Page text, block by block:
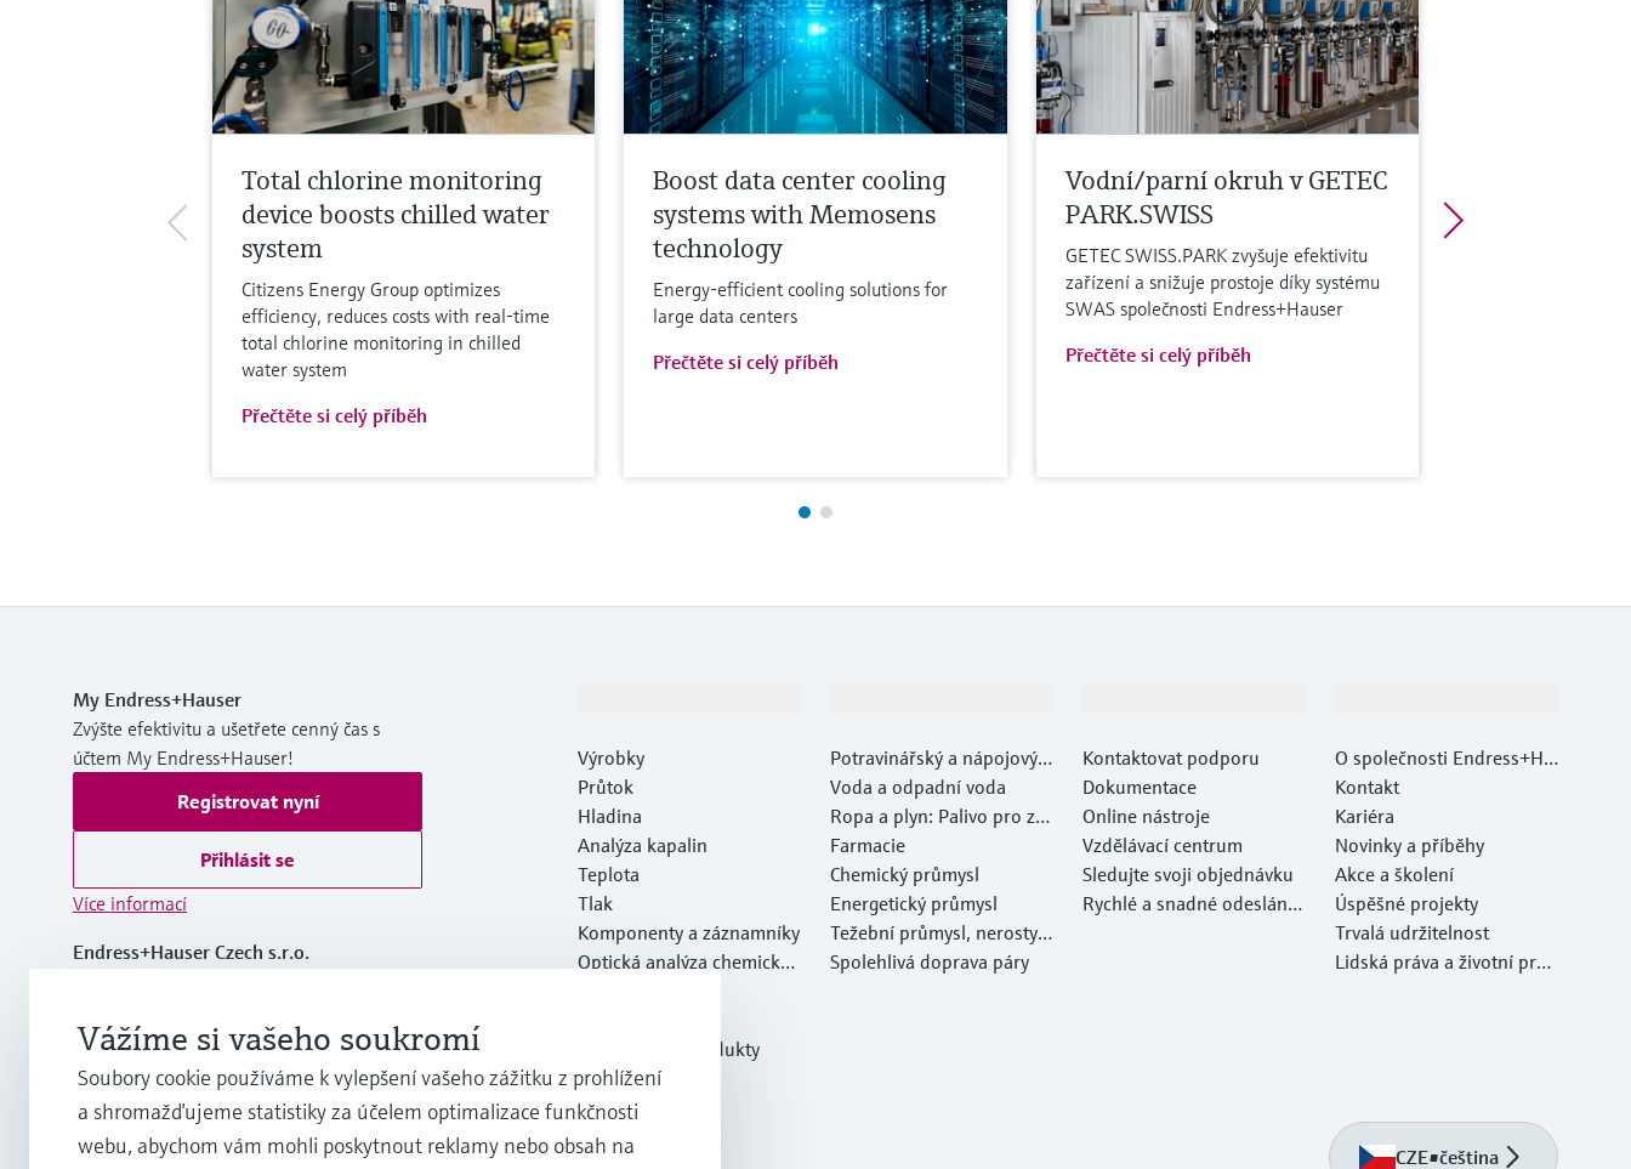
Total chlorine monitoring
device boosts chilled water
system
Citizens Energy Group optimizes
efficiency, reduces costs with real-time
total chlorine monitoring in chilled
water system
Přečtěte si celý příběh
Boost data center cooling
systems with Memosens
technology
Energy-efficient cooling solutions for
large data centers
Přečtěte si celý příběh
Vodní/parní okruh v GETEC
PARK.SWISS
GETEC SWISS.PARK zvyšuje efektivitu
zařízení a snižuje prostoje díky systému
SWAS společnosti Endress+Hauser
Přečtěte si celý příběh
My Endress+Hauser
Zvýšte efektivitu a ušetřete cenný čas s
účtem My Endress+Hauser!
Registrovat nyní
Přihlásit se
Více informací
Endress+Hauser Czech s.r.o.
+420 234 724 450
info.cz@endress.com
Výrobky
Průtok
Hladina
Analýza kapalin
Teplota
Tlak
Komponenty a záznamníky
Optická analýza chemickýc
Doporučené produkty
Online nástroje
Servis
Potravinářský a nápojový p
růmysl
Voda a odpadní voda
Ropa a plyn: Palivo pro za
myšlení
Farmacie
Chemický průmysl
Energetický průmysl
Težební průmysl, nerosty a
kovy
Spolehlivá doprava páry
Kontaktovat podporu
Dokumentace
Online nástroje
Vzdělávací centrum
Sledujte svoji objednávku
Rychlé a snadné odeslání v
O společnosti Endress+Ha
user
Kontakt
Kariéra
Novinky a příběhy
Akce a školení
Úspěšné projekty
Trvalá udržitelnost
Lidská práva a životní pros
CZE•čeština
Vážíme si vašeho soukromí
Soubory cookie používáme k vylepšení vašeho zážitku z prohlížení
a shromažďujeme statistiky za účelem optimalizace funkčnosti
webu, abychom vám mohli poskytnout reklamy nebo obsah na